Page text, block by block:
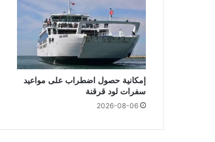
إمكانية حصول اضطراب على مواعيد
سفرات لود قرقنة
2026-08-06